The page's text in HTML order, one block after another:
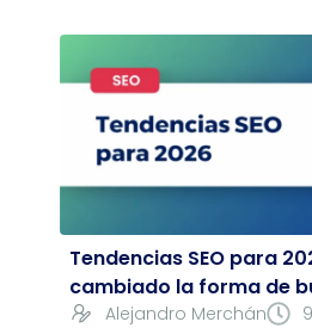
Tendencias SEO para
cambiado la forma de
Alejandro Merchán